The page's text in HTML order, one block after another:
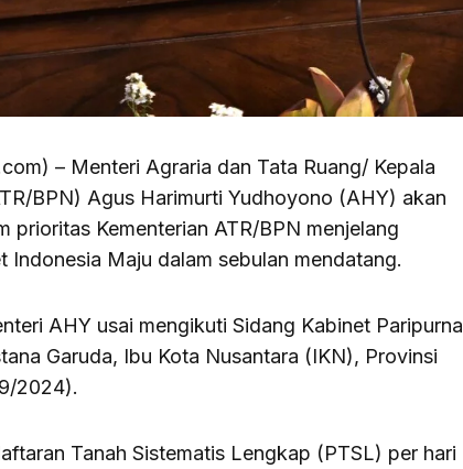
– Menteri Agraria dan Tata Ruang/ Kepala
BPN) Agus Harimurti Yudhoyono (AHY) akan
prioritas Kementerian ATR/BPN menjelang
Indonesia Maju dalam sebulan mendatang.
AHY usai mengikuti Sidang Kabinet Paripurna
Garuda, Ibu Kota Nusantara (IKN), Provinsi
2024).
Tanah Sistematis Lengkap (PTSL) per hari